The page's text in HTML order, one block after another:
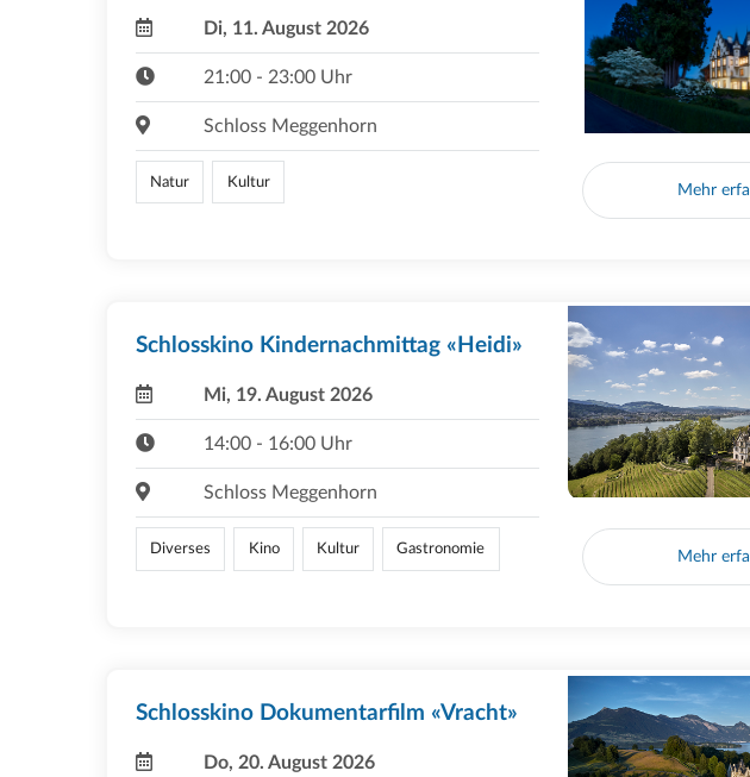
Di, 11. August 2026
21:00 - 23:00 Uhr
Schloss Meggenhorn
Natur Kultur Mehr
Schlosskino Kindernachmittag «Heidi»
Mi, 19. August 2026
14:00 - 16:00 Uhr
Schloss Meggenhorn
Diverses Kino Kultur Gastronomie Mehr
Schlosskino Dokumentarfilm «Vracht»
Do, 20. August 2026